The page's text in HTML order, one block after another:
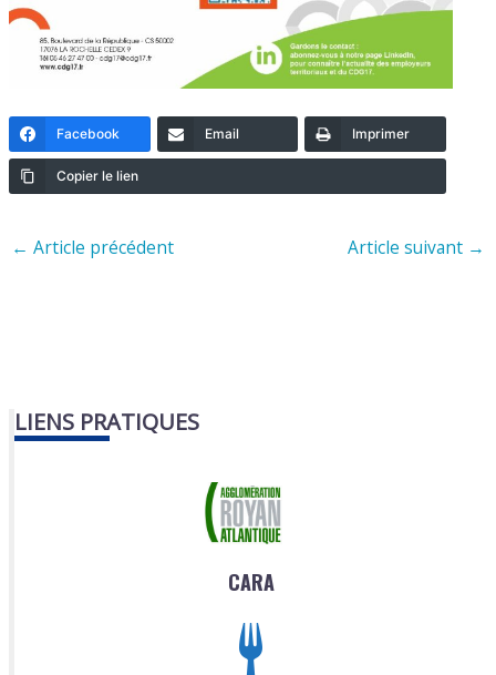
Facebook Email Imprimer
Copier le lien
← Article précédent Article suivant →
LIENS PRATIQUES
CARA